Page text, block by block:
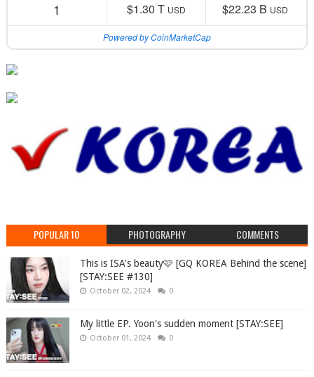
1 $1.30 T USD $22.23 B USD
Powered by CoinMarketCap
POPULAR 10 PHOTOGRAPHY COMMENTS
This is ISA's beauty🩷 [GQ KOREA Behind the scene]
[STAY:SEE #130]
October 02, 2024 0
My little EP. Yoon's sudden moment [STAY:SEE]
October 01, 2024 0